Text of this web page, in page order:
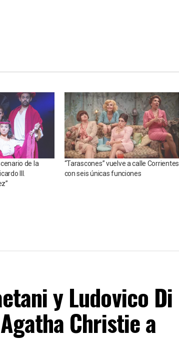
de la
III.
“Tarascones” vuelve a calle Corrientes
con seis únicas funciones
y Ludovico Di
Christie a